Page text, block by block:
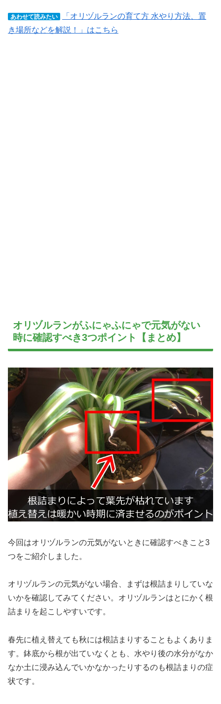
あわせて読みたい
「オリヅルランの育て方 水やり方法、置
き場所などを解説！」はこちら
オリヅルランがふにゃふにゃで元気がない
時に確認すべき3つポイント【まとめ】
今回はオリヅルランの元気がないときに確認すべきこと3
つをご紹介しました。
オリヅルランの元気がない場合、まずは根詰まりしていな
いかを確認してみてください。オリヅルランはとにかく根
詰まりを起こしやすいです。
春先に植え替えても秋には根詰まりすることもよくありま
す。鉢底から根が出ていなくとも、水やり後の水分がなか
なか土に浸み込んでいかなかったりするのも根詰まりの症
状です。